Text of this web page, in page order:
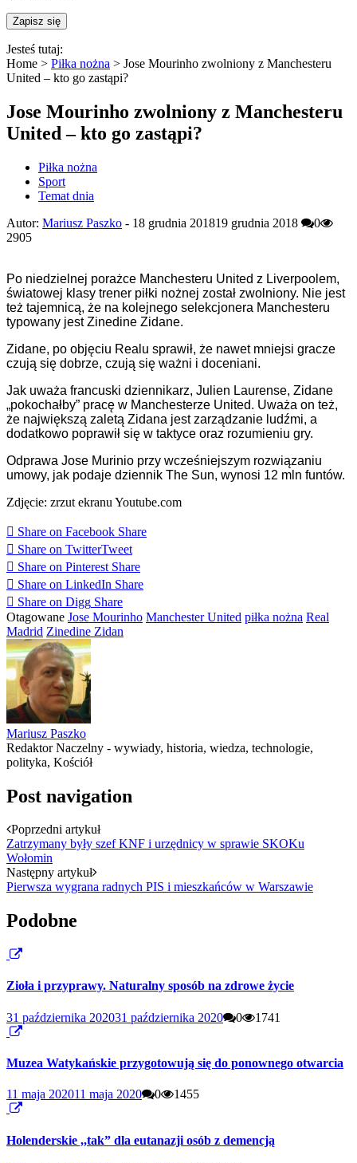
Jesteś tutaj:
Home > Piłka nożna > Jose Mourinho zwolniony z Manchesteru
United – kto go zastąpi?
Jose Mourinho zwolniony z Manchesteru
United – kto go zastąpi?
Piłka nożna
Sport
Temat dnia
Autor: Mariusz Paszko - 18 grudnia 201819 grudnia 2018
0
2905
Po niedzielnej porażce Manchesteru United z Liverpoolem,
światowej klasy trener piłki nożnej został zwolniony. Nie jest
też tajemnicą, że na kolejnego selekcjonera Manchesteru
typowany jest Zinedine Zidane.
Zidane, po objęciu Realu sprawił, że nawet mniejsi gracze
czują się dobrze, czują się ważni i doceniani.
Jak uważa francuski dziennikarz, Julien Laurense, Zidane
„pokochałby” pracę w Manchesterze United. Uważa on też,
że największą zaletą Zidana jest zarządzanie ludźmi, a
dodatkowo poprawił się w taktyce oraz rozumieniu gry.
Odprawa Jose Murinio przy wcześniejszym rozwiązaniu
umowy, jak podaje dziennik The Sun, wynosi 12 mln funtów.
Zdjęcie: zrzut ekranu Youtube.com
Share on Facebook Share
Share on TwitterTweet
Share on Pinterest Share
Share on LinkedIn Share
Share on Digg Share
Otagowane Jose Mourinho Manchester United piłka nożna Real
Madrid Zinedine Zidan
Mariusz Paszko
Redaktor Naczelny - wywiady, historia, wiedza, technologie,
polityka, Kościół
Post navigation
Poprzedni artykuł
Zatrzymany były szef KNF i urzędnicy w sprawie SKOKu
Wołomin
Następny artykuł
Pierwsza wygrana radnych PIS i mieszkańców w Warszawie
Podobne
Zioła i przyprawy. Naturalny sposób na zdrowe życie
31 października 202031 października 2020 0 1741
Muzea Watykańskie przygotowują się do ponownego otwarcia
11 maja 202011 maja 2020 0 1455
Holenderskie ,,tak” dla eutanazji osób z demencją